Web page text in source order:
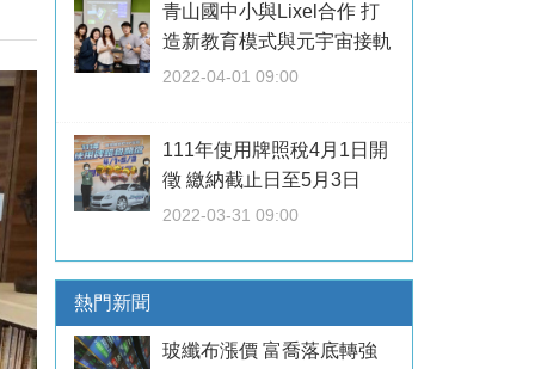
青山國中小與Lixel合作 打
造新教育模式與元宇宙接軌
2022-04-01 09:00
111年使用牌照稅4月1日開
徵 繳納截止日至5月3日
2022-03-31 09:00
熱門新聞
玻纖布漲價 富喬落底轉強